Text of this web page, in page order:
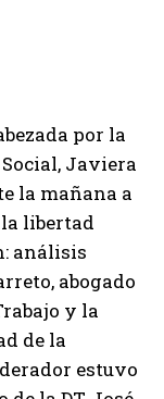
por la
Javiera
la mañana a
libertad
análisis
abogado
y la
de la
estuvo